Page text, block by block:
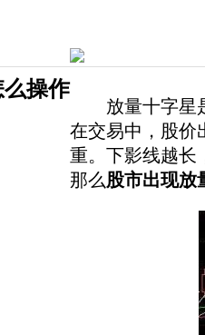
操作
放量十字星是
在交易中，股价
重。下影线越长
那么股市出现放